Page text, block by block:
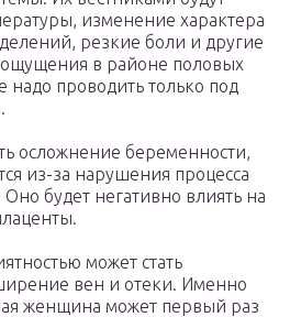
изменение характера
резкие боли и другие
в районе половых
надо проводить только под
осложнение беременности,
из-за нарушения процесса
будет негативно влиять на
может стать
вен и отеки. Именно
женщина может первый раз